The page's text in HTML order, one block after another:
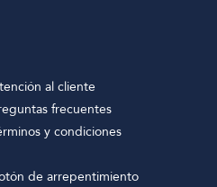
al cliente
frecuentes
y condiciones
de arrepentimiento